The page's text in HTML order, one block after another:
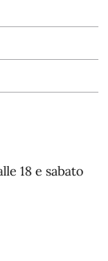
18 e sabato